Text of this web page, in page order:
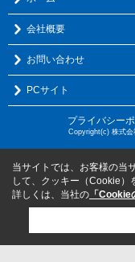
会社概要
お問い合わせ
PCサイト
プライバシー
Copyright(c) 株式会
当サイトでは、お客様の当
して、クッキー（Cookie）
詳しくは、当社の 「Cookie